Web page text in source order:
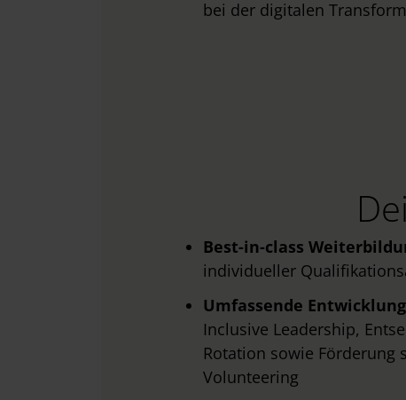
wbei der digitalen
Best-in-class
individueller
Umfassende
Inclusive Leadership,
Rotation sowie Förderung
Volunteering